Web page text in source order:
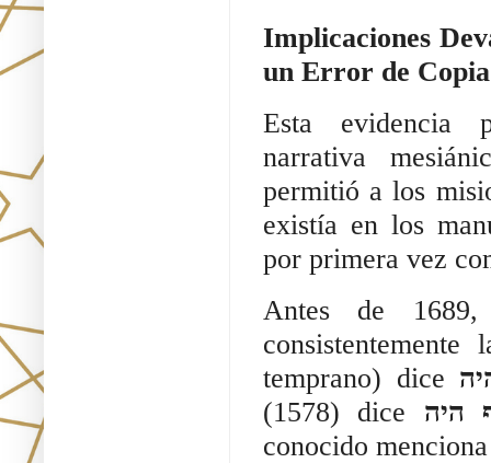
Implicaciones
un Error de
Esta evidencia
narrativa
permitió a los
existía en los
por primera vez
Antes de 1689,
temprano) dice
(1578) dice היה
conocido